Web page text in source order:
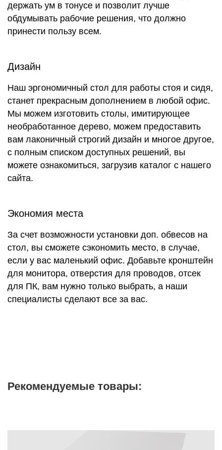
держать ум в тонусе и позволит лучше
обдумывать рабочие решения, что должно
принести пользу всем.
Дизайн
Наш эргономичный стол для работы стоя и сидя,
станет прекрасным дополнением в любой офис.
Мы можем изготовить столы, имитирующее
необработанное дерево, можем предоставить
вам лаконичный строгий дизайн и многое другое,
с полным списком доступных решений, вы
можете ознакомиться, загрузив каталог с нашего
сайта.
Экономия места
За счет возможности установки доп. обвесов на
стол, вы сможете сэкономить место, в случае,
если у вас маленький офис. Добавьте кронштейн
для монитора, отверстия для проводов, отсек
для ПК, вам нужно только выбрать, а наши
специалисты сделают все за вас.
Рекомендуемые товары: